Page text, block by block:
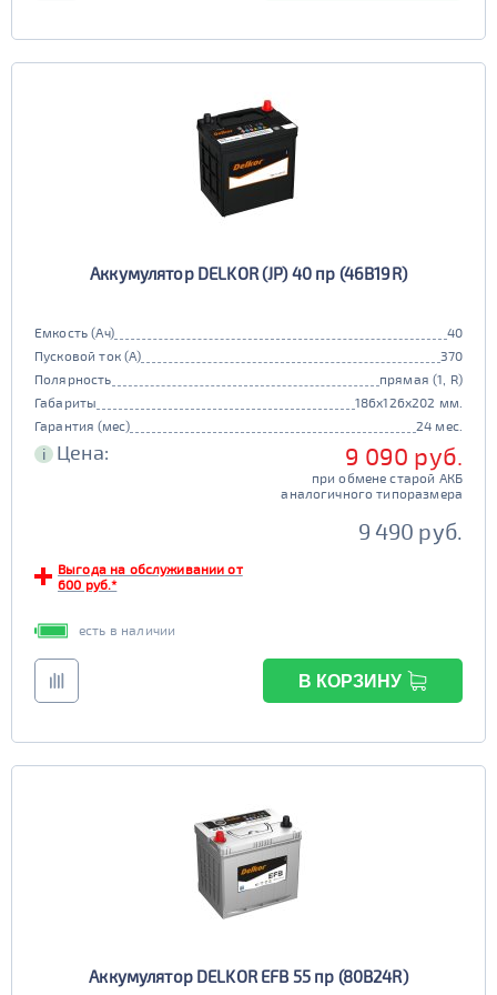
Аккумулятор DELKOR (JP) 40 пр (46B19R)
Емкость (Ач)
40
Пусковой ток (А)
370
Полярность
прямая (1, R)
Габариты
186x126x202 мм.
Гарантия (мес)
24 мес.
i Цена: 9 090 руб.
при обмене старой АКБ
аналогичного типоразмера
9 490 руб.
Выгода на обслуживании от
600 руб.*
есть в наличии
В КОРЗИНУ
Аккумулятор DELKOR EFB 55 пр (80B24R)